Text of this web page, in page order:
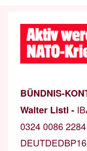
BÜNDNIS-
Walter Listl -
0324 0086
DEUTDEDBP16